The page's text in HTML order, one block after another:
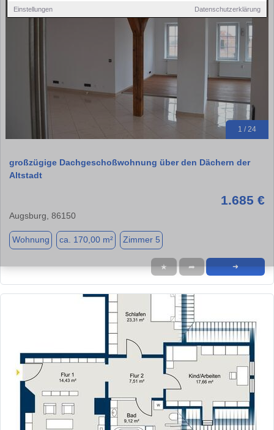
Einstellungen Datenschutzerklärung
1 / 24
großzügige Dachgeschoßwohnung über den Dächern der
Altstadt
1.685 €
Augsburg, 86150
Wohnung ca. 170,00 m² Zimmer 5
★ ➦ ➜